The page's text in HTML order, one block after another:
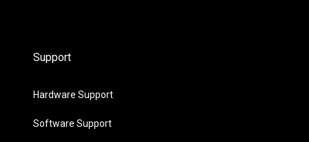
Support
Hardware Support
Software Support